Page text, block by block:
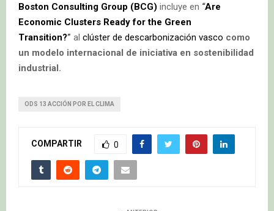
Boston Consulting Group (BCG) incluye en “Are
Economic Clusters Ready for the Green
Transition?” al clúster de descarbonización vasco como
un modelo internacional de iniciativa en sostenibilidad
industrial.
ODS 13 ACCIÓN POR EL CLIMA
COMPARTIR 0